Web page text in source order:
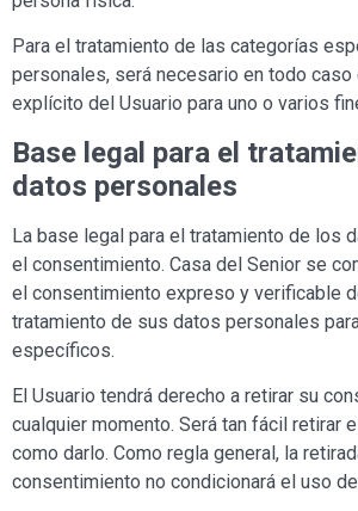
Para el tratamiento de las categorías
personales, será necesario en todo
explícito del Usuario para uno o varios
Base legal para el
datos personales
La base legal para el tratamiento de los
el consentimiento. Casa del Senior se
el consentimiento expreso y verificable
tratamiento de sus datos personales
específicos.
El Usuario tendrá derecho a retirar su
cualquier momento. Será tan fácil retirar
como darlo. Como regla general, la
consentimiento no condicionará el uso